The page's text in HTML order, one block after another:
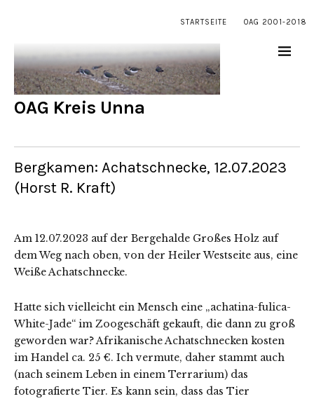
STARTSEITE OAG 2001-2018
OAG Kreis Unna
Bergkamen: Achatschnecke, 12.07.2023
(Horst R. Kraft)
Am 12.07.2023 auf der Bergehalde Großes Holz auf
dem Weg nach oben, von der Heiler Westseite aus, eine
Weiße Achatschnecke.
Hatte sich vielleicht ein Mensch eine „achatina-fulica-
White-Jade“ im Zoogeschäft gekauft, die dann zu groß
geworden war? Afrikanische Achatschnecken kosten
im Handel ca. 25 €. Ich vermute, daher stammt auch
(nach seinem Leben in einem Terrarium) das
fotografierte Tier. Es kann sein, dass das Tier